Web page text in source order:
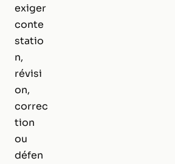
exiger
conte
statio
n,
révisi
on,
correc
tion
ou
défen